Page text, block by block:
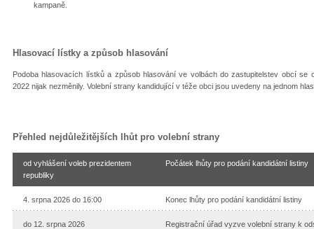
kampaně.
Hlasovací lístky a způsob hlasování
Podoba hlasovacích lístků a způsob hlasování ve volbách do zastupitelstev obcí se
2022 nijak nezměnily. Volební strany kandidující v téže obci jsou uvedeny na jednom
Přehled nejdůležitějších lhůt pro volební strany
od vyhlášení voleb prezidentem
republiky
Počátek lhůty pro podání kandidátní listiny
4. srpna 2026 do 16:00 Konec lhůty pro podání kandidátní listiny
do 12. srpna 2026 Registrační úřad vyzve volební strany k